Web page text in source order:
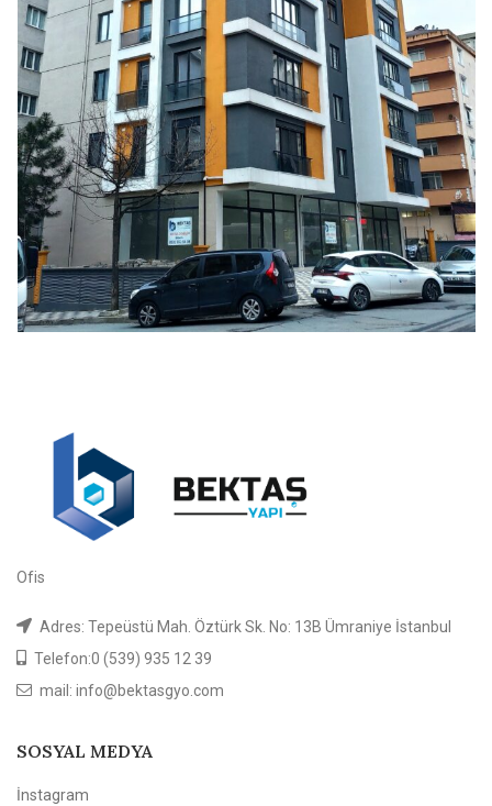
Ofis
Adres: Tepeüstü Mah. Öztürk Sk. No: 13B Ümraniye İstanbul
Telefon:0 (539) 935 12 39
mail: info@bektasgyo.com
SOSYAL MEDYA
İnstagram